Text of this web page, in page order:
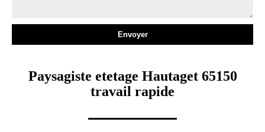
Paysagiste etetage Hautaget 65150
travail rapide